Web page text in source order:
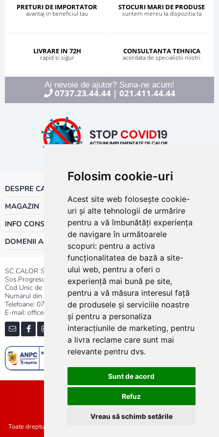
Folosim cookie-uri
Acest site web folosește cookie-
uri și alte tehnologii de urmărire
pentru a vă îmbunătăți experiența
de navigare în următoarele
scopuri: pentru a activa
funcționalitatea de bază a site-
ului web, pentru a oferi o
experiență mai bună pe site,
pentru a vă măsura interesul față
de produsele și serviciile noastre
și pentru a personaliza
interacțiunile de marketing, pentru
a livra reclame care sunt mai
relevante pentru dvs.
Sunt de acord
Refuz
Vreau să schimb setările
PRETURI DE IMPORTATOR
avantaj in beneficiul tau
STOCURI MARI DE PRODUSE
suntem mereu la dispozitia ta
LIVRARE IN 72H
rapid si sigur
CONSULTANTA TEHNICA
acordata de specialistii nostri
Ai nevoie de ajutor? Suna-ne acum!
0737.23.44.44| 021.411.44.44
DESPRE CALOR
MAGAZIN
INFO CONSUMATOR
DOMENII ACTIVITATE
SC CALOR SRL
Sos.Progresului nr.30-40, Sector 5, Bucuresti
Cod Unic de Inregistrare: RO 3004724
Numarul din Registrul Comertului:J40/13176/1991
Telefoane: 0737.23.44.44|021.411.44.44
E-mail: office@calor.ro
Toate drepturile rezervate SC Calor SRL :: Copyright 2021 :: Realizat de